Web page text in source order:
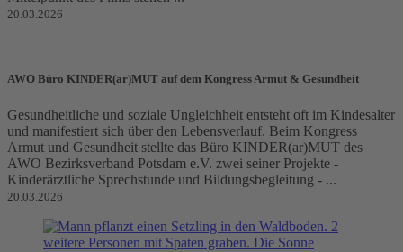
20.03.2026
AWO Büro KINDER(ar)MUT auf dem Kongress Armut & Gesundheit
Gesundheitliche und soziale Ungleichheit entsteht oft im Kindesalter
und manifestiert sich über den Lebensverlauf. Beim Kongress
Armut und Gesundheit stellte das Büro KINDER(ar)MUT des
AWO Bezirksverband Potsdam e.V. zwei seiner Projekte -
Kinderärztliche Sprechstunde und Bildungsbegleitung - ...
20.03.2026